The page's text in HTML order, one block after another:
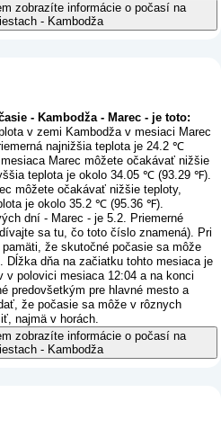
zobrazíte informácie o počasí na
- Kambodža
- Kambodža - Marec - je toto:
v zemi Kambodža v mesiaci Marec
najnižšia teplota je 24.2 ℃
Marec môžete očakávať nižšie
teplota je okolo 34.05 ℃ (93.29 ℉).
môžete očakávať nižšie teploty,
je okolo 35.2 ℃ (95.36 ℉).
dní - Marec - je 5.2. Priemerné
sa tu, čo toto číslo znamená). Pri
že skutočné počasie sa môže
Dĺžka dňa na začiatku tohto mesiaca je
v polovici mesiaca 12:04 a na konci
predovšetkým pre hlavné mesto a
že počasie sa môže v rôznych
najmä v horách.
zobrazíte informácie o počasí na
- Kambodža